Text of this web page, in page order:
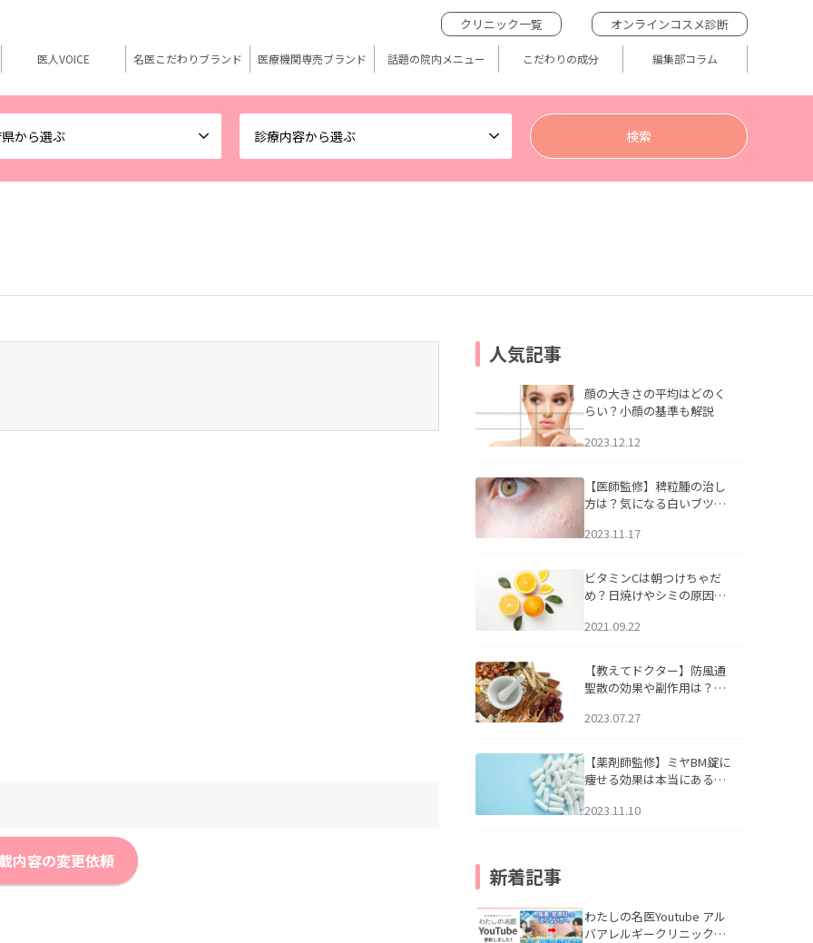
から選ぶ 診療内容から選ぶ
クリニック一覧 オンラインコスメ診断
医人VOICE 名医こだわりブランド 医療機関専売ブランド 話題の院内メニュー こだわりの成分 編集部コラム
内容の変更依頼
人気記事
顔の大きさの平均はどのく
らい？小顔の基準も解説
2023.12.12
【医師監修】稗粒腫の治し
方は？気になる白いブツブ
アについて
2023.11.17
ビタミンCは朝つけちゃだ
め？日焼けやシミの原因に
2021.09.22
【教えてドクター】防風通
聖散の効果や副作用は？長
2023.07.27
【薬剤師監修】ミヤBM錠に
痩せる効果は本当にある
2023.11.10
新着記事
わたしの名医Youtube アル
バアレルギークリニック札